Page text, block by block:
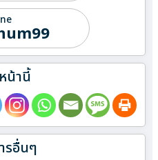
น้านี้
รอื่นๆ